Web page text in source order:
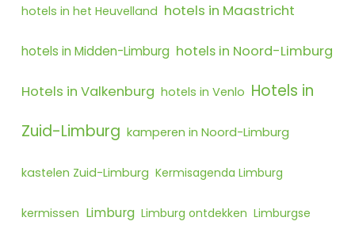
hotels in het Heuvelland hotels in Maastricht
hotels in Midden-Limburg hotels in Noord-Limburg
Hotels in Valkenburg hotels in Venlo Hotels in
Zuid-Limburg kamperen in Noord-Limburg
kastelen Zuid-Limburg Kermisagenda Limburg
kermissen Limburg Limburg ontdekken Limburgse